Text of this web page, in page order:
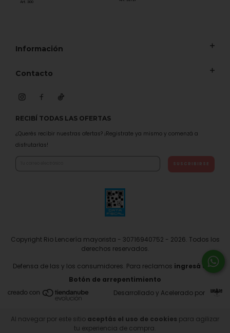
Al navegar por este sitio aceptás el uso de cookies para agilizar
tu experiencia de compra.
Art. 300
Información
Contacto
RECIBÍ TODAS LAS OFERTAS
¿Querés recibir nuestras ofertas? ¡Registrate ya mismo y comenzá a
disfrutarlas!
Copyright Rio Lencería mayorista - 30716940752 - 2026. Todos los
derechos reservados.
Defensa de las y los consumidores. Para reclamos ingresá acá.
Botón de arrepentimiento
Desarrollado y Acelerado por